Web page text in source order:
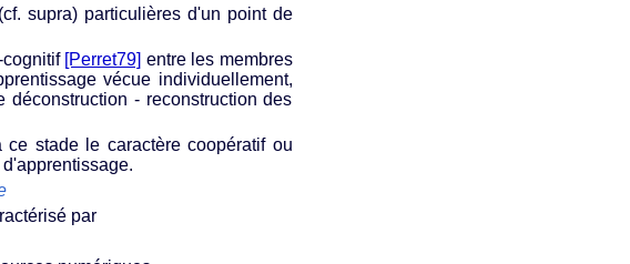
supra) particulières d'un point de
cognitif [Perret79] entre les membres
vécue individuellement,
- reconstruction des
stade le caractère coopératif ou
par